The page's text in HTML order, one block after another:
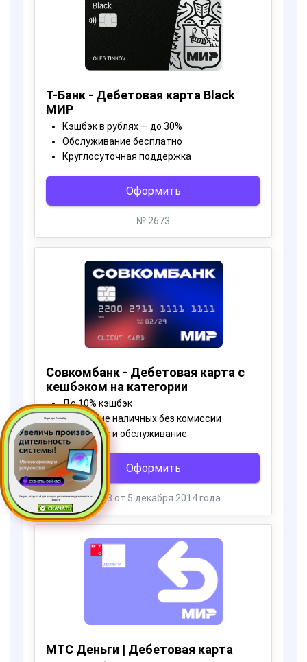
Пора для Апгрейда
Ресурс, открытый для раздачи роста производительности ус
тройств